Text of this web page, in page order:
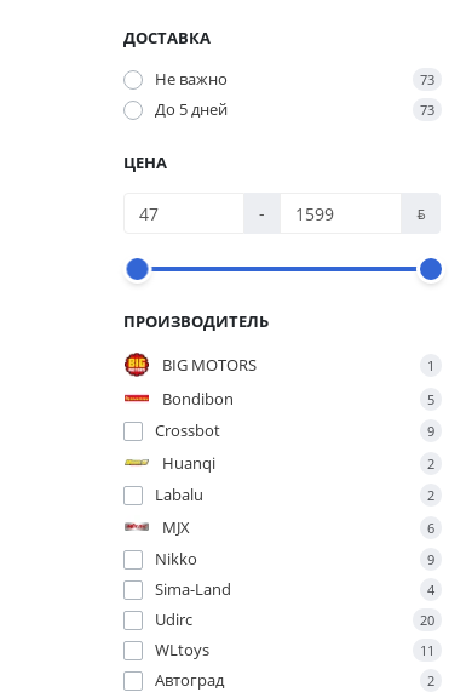
ДОСТАВКА
Не важно
73
До 5 дней 73
ЦЕНА
- ƃ
ПРОИЗВОДИТЕЛЬ
BIG MOTORS
1
Bondibon 5
Crossbot 9
Huanqi 2
Labalu 2
MJX 6
Nikko 9
Sima-Land 4
Udirc 20
WLtoys 11
Автоград 2